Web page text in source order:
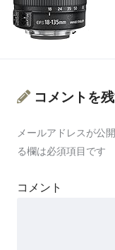
コメントを
メールアドレスが公
る欄は必須項目です
コメント